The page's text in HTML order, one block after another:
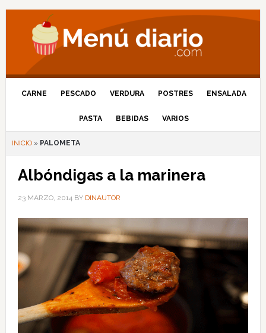
CARNE PESCADO VERDURA POSTRES ENSALADA
PASTA BEBIDAS VARIOS
INICIO» PALOMETA
Albóndigas a la marinera
23 MARZO, 2014BY DINAUTOR